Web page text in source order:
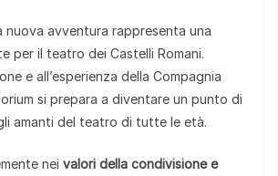
nuova avventura rappresenta una
per il teatro dei Castelli Romani.
e all’esperienza della Compagnia
si prepara a diventare un punto di
amanti del teatro di tutte le età.
nei valori della condivisione e